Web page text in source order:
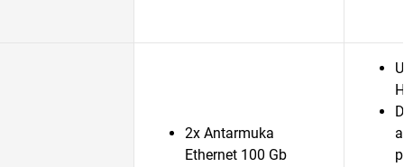
2x Antarmuka
Ethernet 100 Gb